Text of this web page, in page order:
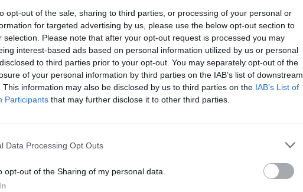
opt-out of the sale, sharing to third parties, or processing of your personal or
for targeted advertising by us, please use the below opt-out section to
selection. Please note that after your opt-out request is processed you may
interest-based ads based on personal information utilized by us or personal
to third parties prior to your opt-out. You may separately opt-out of the
of your personal information by third parties on the IAB’s list of downstream
This information may also be disclosed by us to third parties on the IAB’s List of
Participants that may further disclose it to other third parties.
Data Processing Opt Outs
opt-out of the Sharing of my personal data.
de
sumó
12,5% más
recuperándose con un 2022 que cerró con
el 79% de los pasajeros registrados en
Casi tres de cada cuatro, un total de 29,4
un 76,2% de los registrados en